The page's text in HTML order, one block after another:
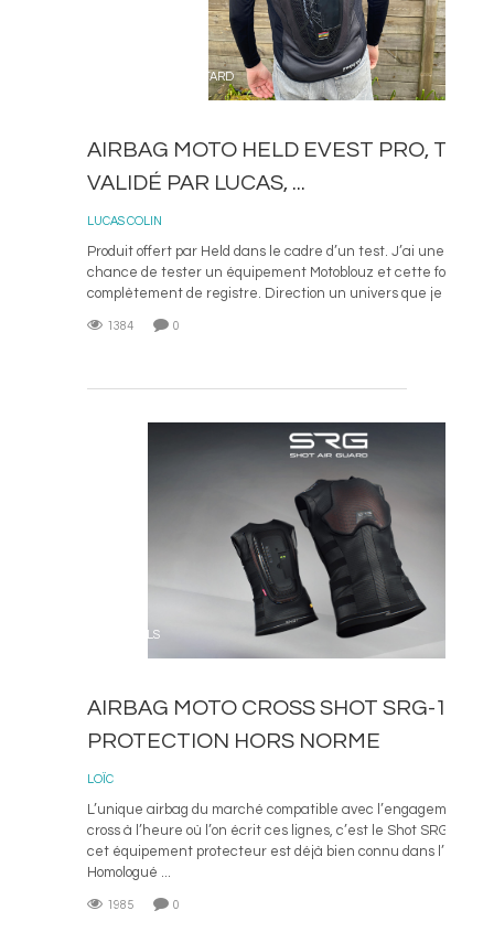
ACCESSOIRES MOTARD
AIRBAG MOTO HELD EVEST PRO,
VALIDÉ PAR LUCAS, ...
LUCAS COLIN
Produit offert par Held dans le cadre d’un test. J’ai une
chance de tester un équipement Motoblouz et cette fois-ci
complètement de registre. Direction un univers que je ne ...
1384 0
CONSEILS
AIRBAG MOTO CROSS SHOT SRG-1,
PROTECTION HORS NORME
LOÏC
L’unique airbag du marché compatible avec l’engagement du
cross à l’heure où l’on écrit ces lignes, c’est le Shot SRG-1.
cet équipement protecteur est déjà bien connu dans l’univers
Homologué ...
1985 0